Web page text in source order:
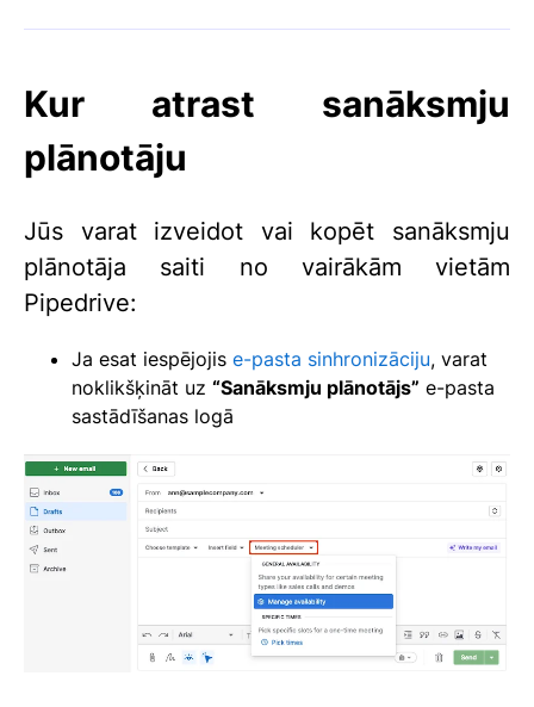
Kur atrast sanāksmju
plānotāju
Jūs varat izveidot vai kopēt sanāksmju
plānotāja saiti no vairākām vietām
Pipedrive:
Ja esat iespējojis e-pasta sinhronizāciju, varat
noklikšķināt uz “Sanāksmju plānotājs” e-pasta
sastādīšanas logā